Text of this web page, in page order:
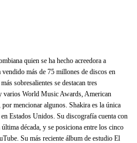
quien se ha hecho acreedora a
más de 75 millones de discos en
sobresalientes se destacan tres
World Music Awards, American
mencionar algunos. Shakira es la única
Estados Unidos. Su discografía cuenta con
década, y se posiciona entre los cinco
Su más reciente álbum de estudio El